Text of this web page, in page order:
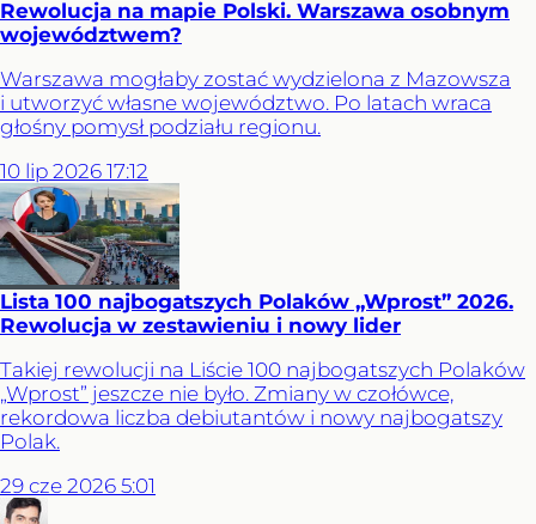
Rewolucja na mapie Polski. Warszawa osobnym
województwem?
Warszawa mogłaby zostać wydzielona z Mazowsza
i utworzyć własne województwo. Po latach wraca
głośny pomysł podziału regionu.
10 lip 2026 17:12
Lista 100 najbogatszych Polaków „Wprost” 2026.
Rewolucja w zestawieniu i nowy lider
Takiej rewolucji na Liście 100 najbogatszych Polaków
„Wprost” jeszcze nie było. Zmiany w czołówce,
rekordowa liczba debiutantów i nowy najbogatszy
Polak.
29 cze 2026 5:01